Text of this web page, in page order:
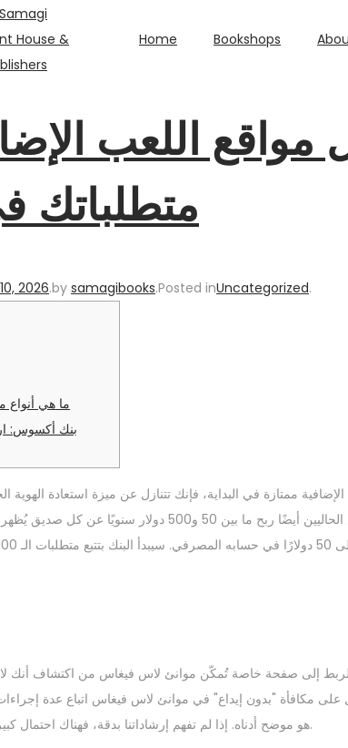
Home Bookshops
اللعب
متطلباتك في
2026.by samagibooks.Posted inUncategorized.
ما هي أنواع
بنك أكسوس: اربح
الإضافية ممتازة في البداية، فإنك تتنازل عن ميزة استعادة
لتكون مؤهلاً للحصول على المكافأة. يمكن لعملاء تشيس الحاليين
إلى صفحة خاصة تُمكّن موانئ لاس فيغاس من اكتشاف أنك
مكافأة "بدون إيداع" في موانئ لاس فيغاس اتباع عدة
هو موضح أدناه. إذا لم تفهم إرشاداتنا بدقة، فهناك احتمال كبير ألا تُؤخذ في الاعتبار للحصول على المكافأة.